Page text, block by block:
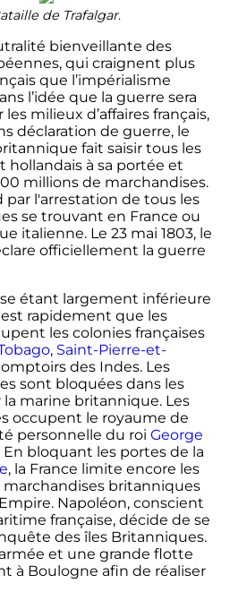
de Trafalgar.
bienveillante des
qui craignent plus
que l’impérialisme
l’idée que la guerre sera
milieux d’affaires français,
déclaration de guerre, le
fait saisir tous les
hollandais à sa portée et
millions de marchandises.
par l'arrestation de tous les
se trouvant en France ou
italienne. Le 23 mai 1803, le
officiellement la guerre
étant largement inférieure
rapidement que les
les colonies françaises
, Saint-Pierre-et-
des Indes. Les
sont bloquées dans les
la marine britannique. Les
occupent le royaume de
personnelle du roi George
En bloquant les portes de la
, la France limite encore les
britanniques
Napoléon, conscient
française, décide de se
des îles Britanniques.
et une grande flotte
à Boulogne afin de réaliser